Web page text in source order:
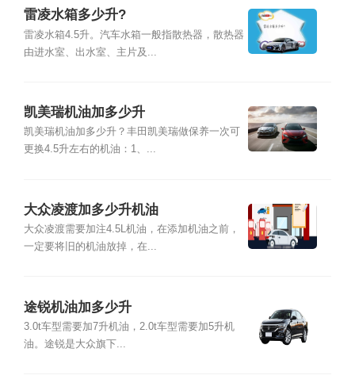
雷凌水箱多少升?
雷凌水箱4.5升。汽车水箱一般指散热器，散热器
由进水室、出水室、主片及...
凯美瑞机油加多少升
凯美瑞机油加多少升？丰田凯美瑞做保养一次可
更换4.5升左右的机油：1、...
大众凌渡加多少升机油
大众凌渡需要加注4.5L机油，在添加机油之前，
一定要将旧的机油放掉，在...
途锐机油加多少升
3.0t车型需要加7升机油，2.0t车型需要加5升机
油。途锐是大众旗下...